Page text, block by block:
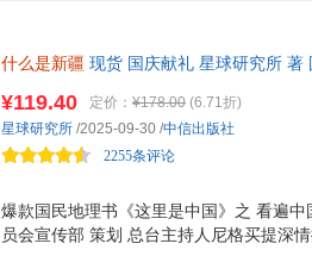
什么是新疆 现货 国庆献礼 星球研究所 著
维吾尔自治区委员会宣传部 策划
爆款国民地理书《这里是中国》之 看遍
员会宣传部 策划 总台主持人尼格买提深
¥119.40 定价： ¥178.00 (6.71折)
2255条评论
星球研究所 /2025-09-30 /中信出版社